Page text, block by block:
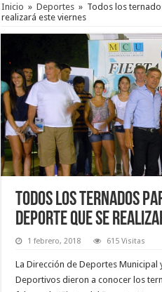
Inicio » Deportes » Todos los
realizará este viernes
Todos los ternados
deporte que se
1 febrero, 2018 615 Visitas
La Dirección de Deportes Municipal
Deportivos dieron a conocer los